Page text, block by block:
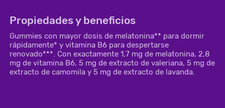
Propiedades y beneficios
Gummies con mayor dosis de melatonina** para dormir
rápidamente* y vitamina B6 para despertarse
renovado***. Con exactamente 1,7 mg de melatonina, 2,8
mg de vitamina B6, 5 mg de extracto de valeriana, 5 mg de
extracto de camomila y 5 mg de extracto de lavanda.